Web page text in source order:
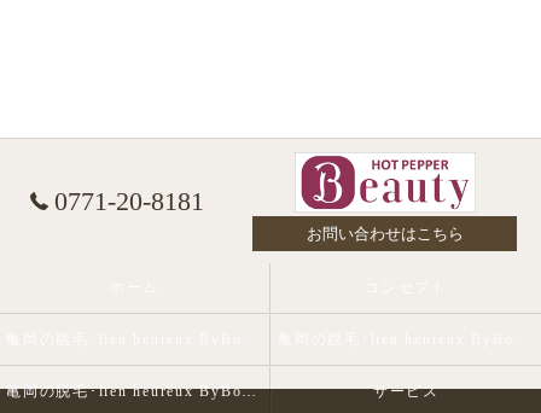
0771-20-8181
お問い合わせはこちら
亀岡の脱毛･lien heureux ByBohe Me shopのお客様の声 サービス